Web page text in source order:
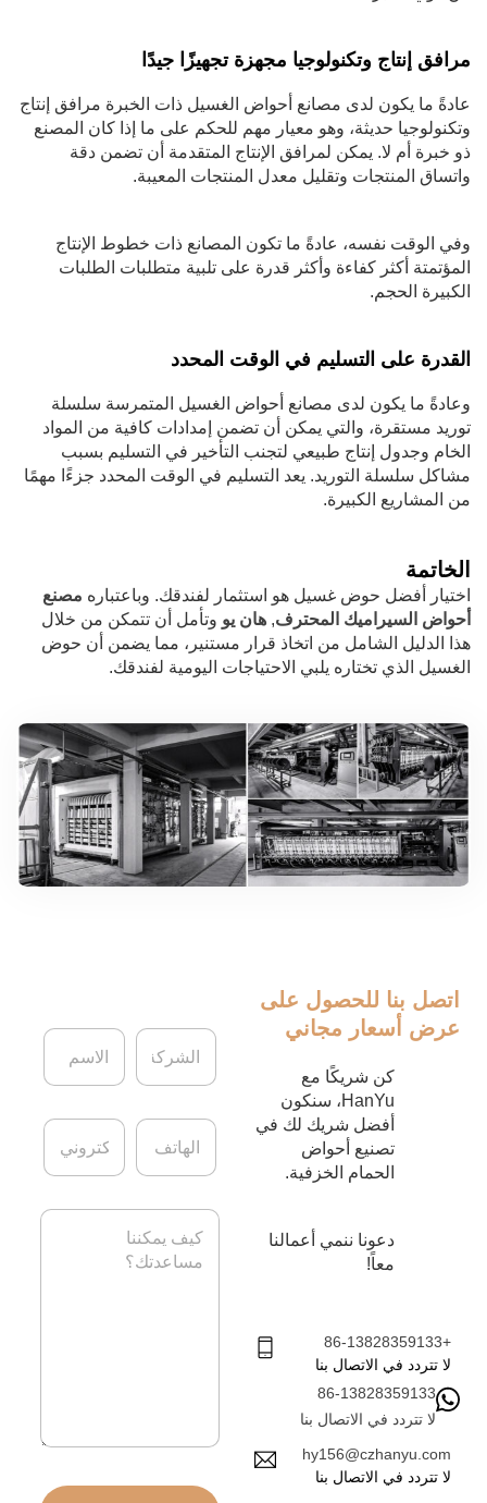
مرافق إنتاج وتكنولوجيا مجهزة تجهيزًا جيدًا
عادةً ما يكون لدى مصانع أحواض الغسيل ذات الخبرة مرافق إنتاج
وتكنولوجيا حديثة، وهو معيار مهم للحكم على ما إذا كان المصنع
ذو خبرة أم لا. يمكن لمرافق الإنتاج المتقدمة أن تضمن دقة
واتساق المنتجات وتقليل معدل المنتجات المعيبة.
وفي الوقت نفسه، عادةً ما تكون المصانع ذات خطوط الإنتاج
المؤتمتة أكثر كفاءة وأكثر قدرة على تلبية متطلبات الطلبات
الكبيرة الحجم.
القدرة على التسليم في الوقت المحدد
وعادةً ما يكون لدى مصانع أحواض الغسيل المتمرسة سلسلة
توريد مستقرة، والتي يمكن أن تضمن إمدادات كافية من المواد
الخام وجدول إنتاج طبيعي لتجنب التأخير في التسليم بسبب
مشاكل سلسلة التوريد. يعد التسليم في الوقت المحدد جزءًا مهمًا
من المشاريع الكبيرة.
الخاتمة
اختيار أفضل حوض غسيل هو استثمار لفندقك. وباعتباره مصنع
أحواض السيراميك المحترف, هان يو وتأمل أن تتمكن من خلال
هذا الدليل الشامل من اتخاذ قرار مستنير، مما يضمن أن حوض
الغسيل الذي تختاره يلبي الاحتياجات اليومية لفندقك.
اتصل بنا للحصول على
عرض أسعار مجاني
كن شريكًا مع
HanYu، سنكون
أفضل شريك لك في
تصنيع أحواض
الحمام الخزفية.
دعونا ننمي أعمالنا
معاً!
+86-13828359133
لا تتردد في الاتصال بنا
86-13828359133
لا تتردد في الاتصال بنا
hy156@czhanyu.com
لا تتردد في الاتصال بنا
ا
ا
م
ا
ش
ك
ا
ب
ي
ا
ه
ت
ف
ا